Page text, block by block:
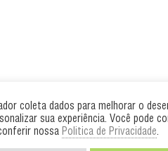
coleta dados para melhorar o
sua experiência. Você pode
nossa Politica de Privacidade.